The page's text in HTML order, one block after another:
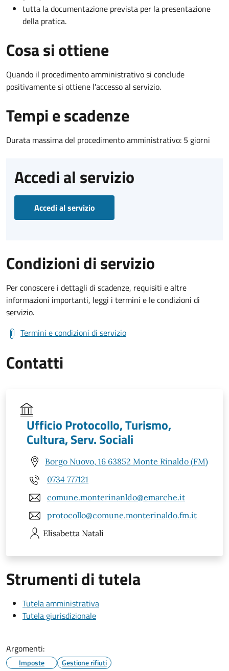
tutta la documentazione prevista per la presentazione
della pratica.
Cosa si ottiene
Quando il procedimento amministrativo si conclude
positivamente si ottiene l'accesso al servizio.
Tempi e scadenze
Durata massima del procedimento amministrativo: 5 giorni
Accedi al servizio
Accedi al servizio
Condizioni di servizio
Per conoscere i dettagli di scadenze, requisiti e altre
informazioni importanti, leggi i termini e le condizioni di
servizio.
Termini e condizioni di servizio
Contatti
Ufficio Protocollo, Turismo,
Cultura, Serv. Sociali
Borgo Nuovo, 16 63852 Monte Rinaldo (FM)
0734 777121
comune.monterinanldo@emarche.it
protocollo@comune.monterinaldo.fm.it
Elisabetta Natali
Strumenti di tutela
Tutela amministrativa
Tutela giurisdizionale
Argomenti:
Imposte Gestione rifiuti